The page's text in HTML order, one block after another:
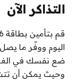
التذاكر الآن
ضع نفسك في
وحيث يمكن أن